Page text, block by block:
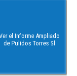
el Informe Ampliado
de Pulidos Torres Sl